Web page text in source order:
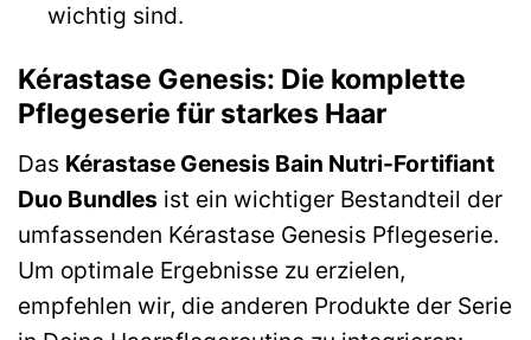
wichtig sind.
Kérastase Genesis: Die komplette
Pflegeserie für starkes Haar
Das Kérastase Genesis Bain Nutri-Fortifiant
Duo Bundles ist ein wichtiger Bestandteil der
umfassenden Kérastase Genesis Pflegeserie.
Um optimale Ergebnisse zu erzielen,
empfehlen wir, die anderen Produkte der Serie